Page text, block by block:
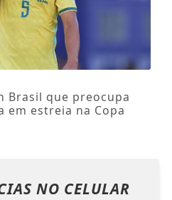
Brasil que preocupa
em estreia na Copa
NO CELULAR